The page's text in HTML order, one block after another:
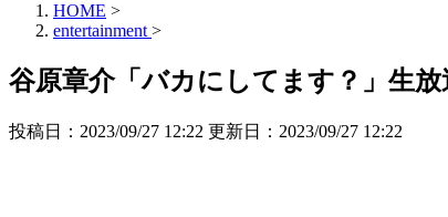
HOME >
entertainment >
谷原章介「バカにしてます？」生
投稿日：2023/09/27 12:22 更新日： 2023/09/27 12:22